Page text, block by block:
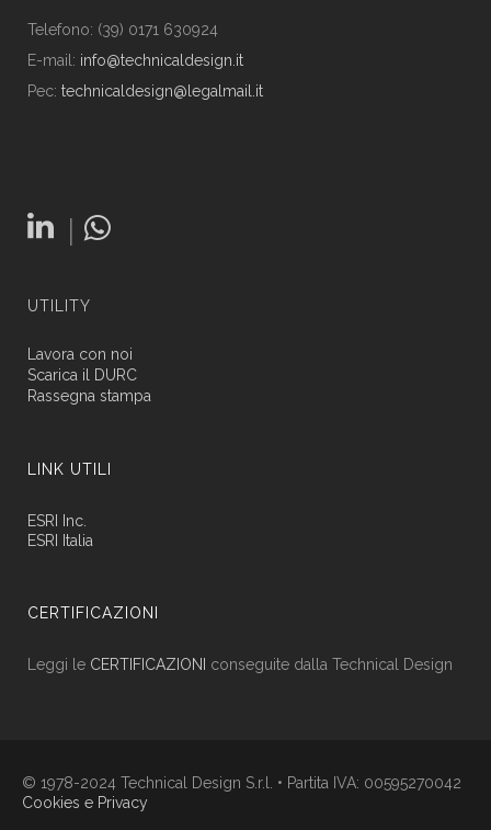
Telefono: (39) 0171 630924
E-mail: info@technicaldesign.it
Pec: technicaldesign@legalmail.it
|
UTILITY
Lavora con noi
Scarica il DURC
Rassegna stampa
LINK UTILI
ESRI Inc.
ESRI Italia
CERTIFICAZIONI
Leggi le CERTIFICAZIONI conseguite dalla Technical Design
© 1978-2024 Technical Design S.r.l. • Partita IVA: 00595270042
Cookies e Privacy